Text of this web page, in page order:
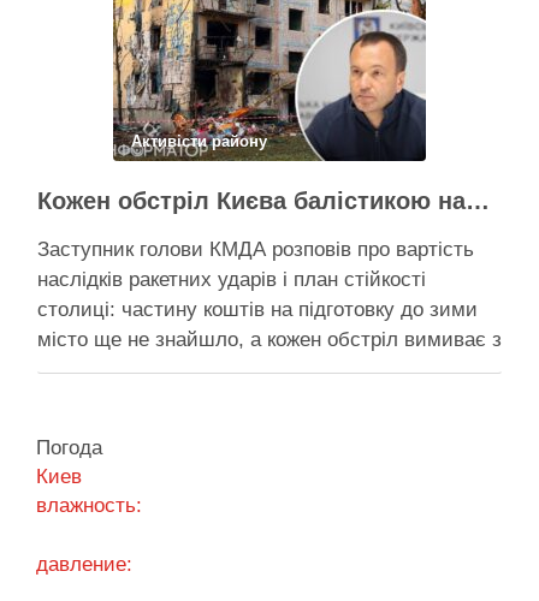
старту опалювального сезону …
Поділитися у соцмережах:
Активісти району
Кожен обстріл Києва балістикою наносить місту збитків на 300-500 мільйонів – Петро Пантелеєв
Заступник голови КМДА розповів про вартість
наслідків ракетних ударів і план стійкості
столиці: частину коштів на підготовку до зими
місто ще не знайшло, а кожен обстріл вимиває з
казни міста ще більше коштів Балістичний удар
містян …
Погода
Киев
влажность:
давление: